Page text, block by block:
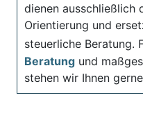
dienen ausschließlich
Orientierung und
steuerliche Beratung.
Beratung und
stehen wir Ihnen